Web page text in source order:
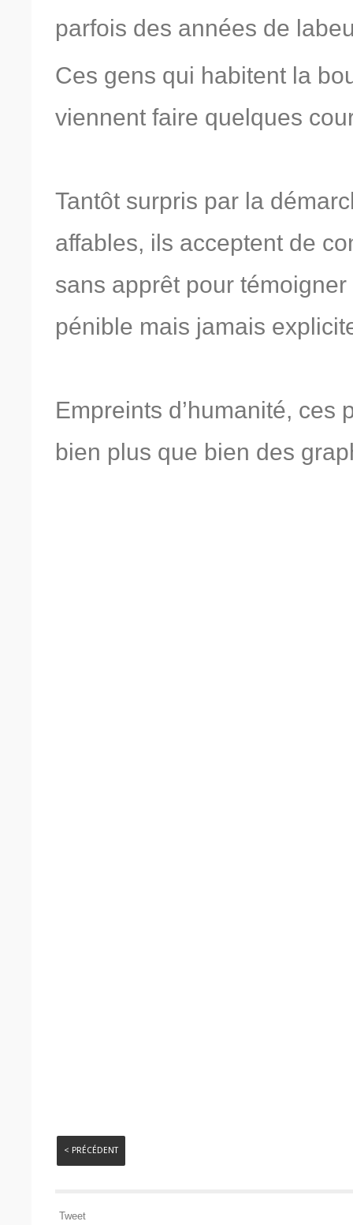
parfois des années de
Ces gens qui habitent la
viennent faire quelques
Tantôt surpris par la
affables, ils acceptent de
sans apprêt pour
pénible mais jamais
Empreints d’humanité, ces
bien plus que bien des
< PRÉCÉDENT
Tweet